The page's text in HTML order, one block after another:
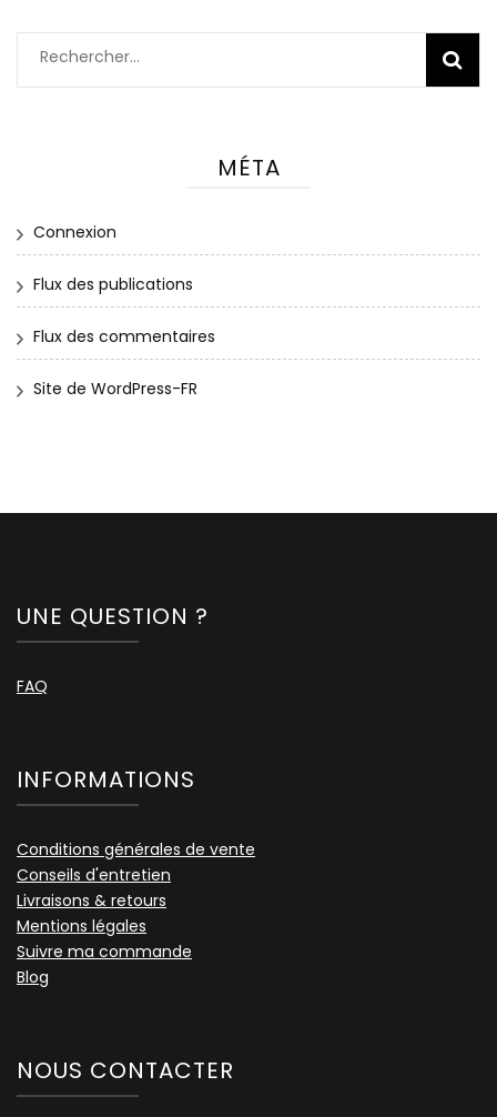
Rechercher :
MÉTA
Connexion
Flux des publications
Flux des commentaires
Site de WordPress-FR
UNE QUESTION ?
FAQ
INFORMATIONS
Conditions générales de vente
Conseils d'entretien
Livraisons & retours
Mentions légales
Suivre ma commande
Blog
NOUS CONTACTER